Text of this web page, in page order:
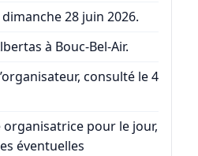
dimanche 28 juin 2026.
à Bouc-Bel-Air.
consulté le 4
organisatrice pour le jour,
éventuelles